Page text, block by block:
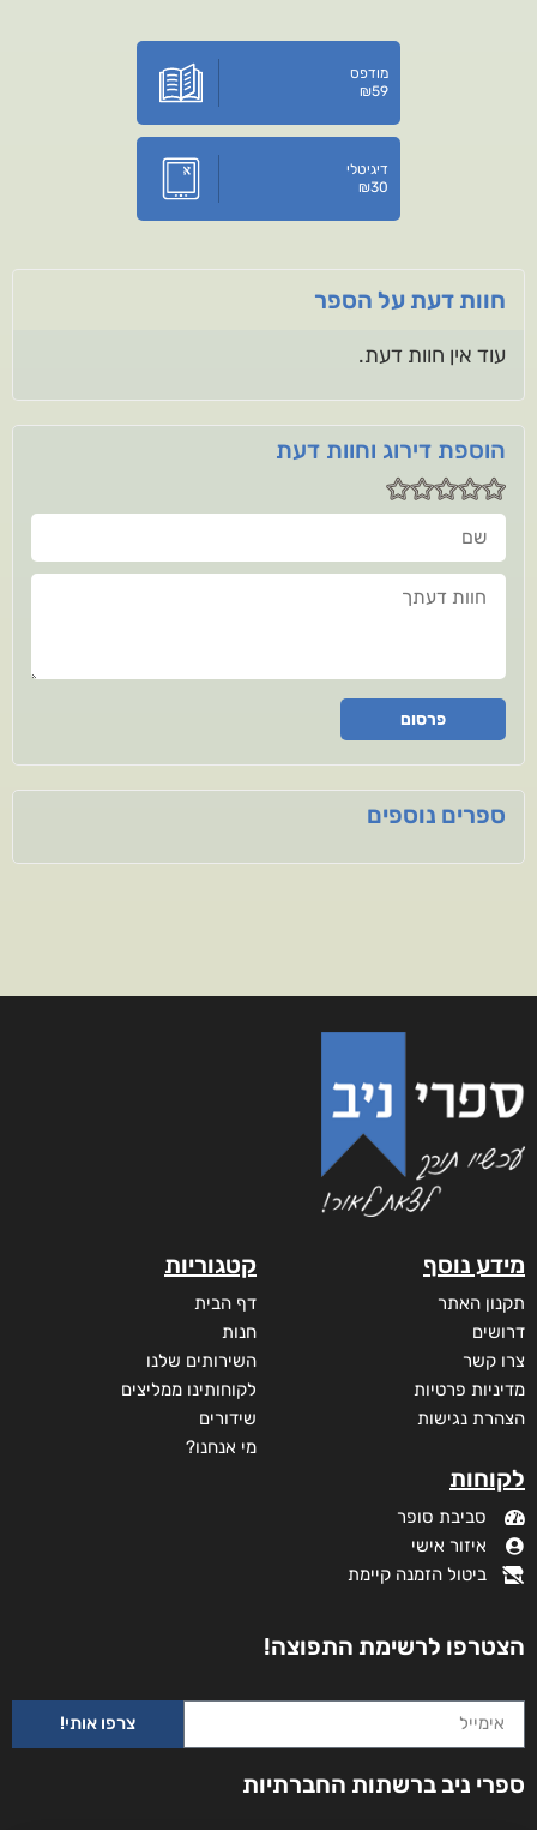
מודפס
₪59
דיגיטלי
₪30
חוות דעת על הספר
עוד אין חוות דעת.
הוספת דירוג וחוות דעת
שם
חוות דעתך
פרסום
ספרים נוספים
מידע נוסף
תקנון האתר
דרושים
צרו קשר
מדיניות פרטיות
הצהרת נגישות
לקוחות
סביבת סופר
איזור אישי
ביטול הזמנה קיימת
קטגוריות
דף הבית
חנות
השירותים שלנו
לקוחותינו ממליצים
שידורים
מי אנחנו?
הצטרפו לרשימת התפוצה!
צרפו אותי!
ספרי ניב ברשתות החברתיות